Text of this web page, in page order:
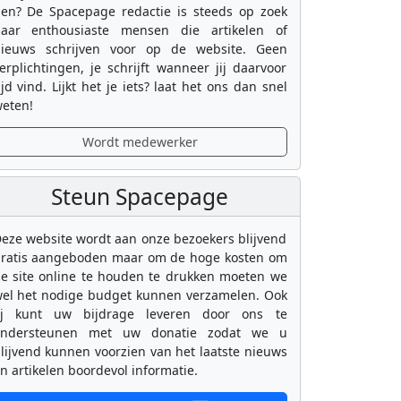
De Spacepage redactie is steeds op zoek
enthousiaste mensen die artikelen of
schrijven voor op de website. Geen
je schrijft wanneer jij daarvoor
vind. Lijkt het je iets? laat het ons dan snel
Wordt medewerker
Steun Spacepage
website wordt aan onze bezoekers blijvend
aangeboden maar om de hoge kosten om
site online te houden te drukken moeten we
het nodige budget kunnen verzamelen. Ook
kunt uw bijdrage leveren door ons te
met uw donatie zodat we u
kunnen voorzien van het laatste nieuws
artikelen boordevol informatie.